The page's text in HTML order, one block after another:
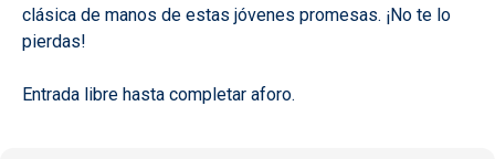
clásica de manos de estas jóvenes promesas. ¡No te lo
pierdas!
Entrada libre hasta completar aforo.